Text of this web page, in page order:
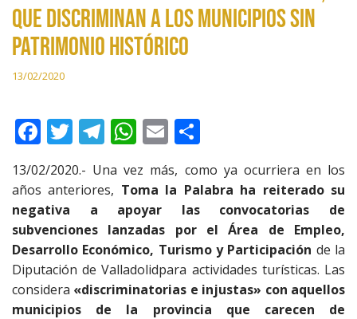
que discriminan a los municipios sin
patrimonio histórico
13/02/2020
F
ac
e
b
o
o
k
T
w
itt
er
T
e
gr
a
m
W
at
s
A
p
p
E
ai m
ar
ti
r
13/02/2020.- Una vez más, como ya ocurriera en los
años anteriores, Toma la Palabra ha reiterado su
negativa a apoyar las convocatorias de
subvenciones lanzadas por el Área de Empleo,
Desarrollo Económico, Turismo y Participación de la
Diputación de Valladolidpara actividades turísticas. Las
considera «discriminatorias e injustas» con aquellos
municipios de la provincia que carecen de